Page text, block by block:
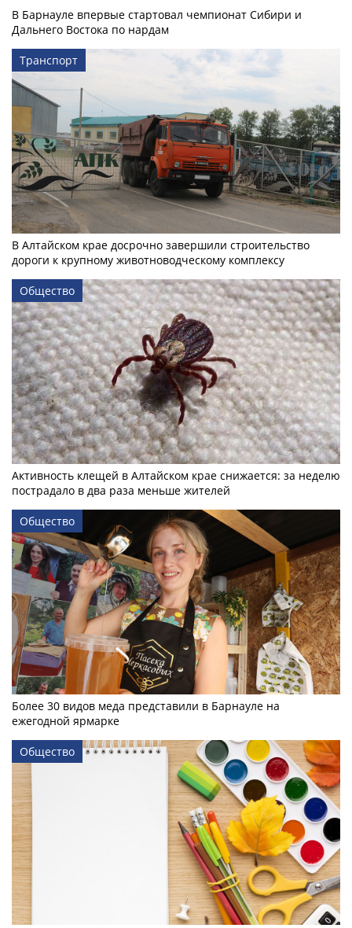
В Барнауле впервые стартовал чемпионат Сибири и
Дальнего Востока по нардам
Транспорт
В Алтайском крае досрочно завершили строительство
дороги к крупному животноводческому комплексу
Общество
Активность клещей в Алтайском крае снижается: за неделю
пострадало в два раза меньше жителей
Общество
Более 30 видов меда представили в Барнауле на
ежегодной ярмарке
Общество